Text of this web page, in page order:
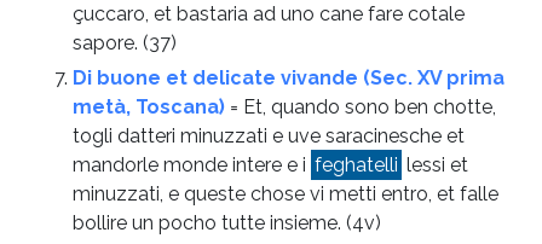
çuccaro, et bastaria ad uno cane fare cotale
sapore. (37)
Di buone et delicate vivande (Sec. XV prima
metà, Toscana) = Et, quando sono ben chotte,
togli datteri minuzzati e uve saracinesche et
mandorle monde intere e i feghatelli lessi et
minuzzati, e queste chose vi metti entro, et falle
bollire un pocho tutte insieme. (4v)